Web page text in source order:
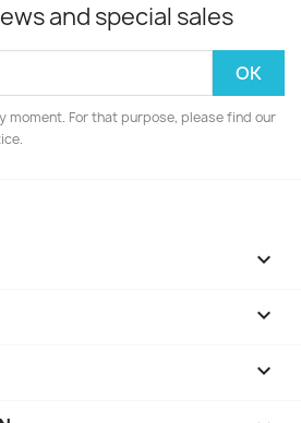
and special sales
moment. For that purpose, please find our


